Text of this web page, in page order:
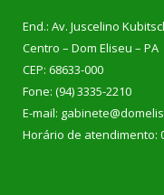
End.: Av. Juscelino
Centro – Dom Eliseu – PA
CEP: 68633-000
Fone: (94) 3335-2210
E-mail:
Horário de atendimento: